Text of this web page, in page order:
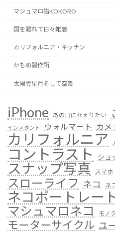
マシュマロ猫KOKORO
国を離れて日々雑感
カリフォルニア・キッチン
かもめ製作所
太陽雲星月そして空景
iPhone あの日にかえりたい
インスタント ウォルマート カメ
カリフォルニア
コントラスト ショ
スナップ写真 スマホ
スローライフ ネコ ネ
ネコポートレー
マシュマロネコ モノ
モーターサイクル ユ